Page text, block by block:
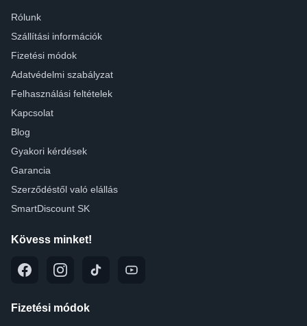
Rólunk
Szállítási információk
Fizetési módok
Adatvédelmi szabályzat
Felhasználási feltételek
Kapcsolat
Blog
Gyakori kérdések
Garancia
Szerződéstől való elállás
SmartDiscount SK
Kövess minket!
Fizetési módok